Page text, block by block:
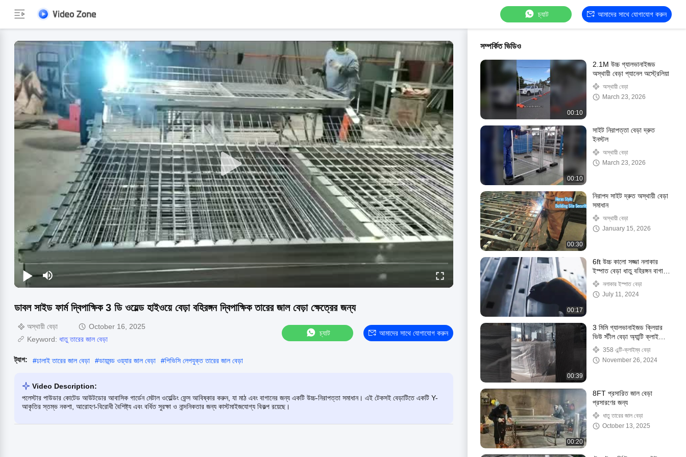
চ্যাট আমাদের সাথে যোগাযোগ করুন
ডাবল সাইড ফার্ম দ্বিপাক্ষিক 3 ডি ওয়েল্ড হাইওয়ে বেড়া বহিরঙ্গন দ্বিপাক্ষিক তারের জাল বেড়া ক্ষেত্রের জন্য
অস্থায়ী বেড়া
October 16, 2025
Keyword: ধাতু তারের জাল বেড়া
চ্যাট আমাদের সাথে যোগাযোগ করুন
ট্যাগ: #ঢালাই তারের জাল বেড়া #ডায়মন্ড ওয়্যার জাল বেড়া #পিভিসি লেপযুক্ত তারের জাল বেড়া
Video Description:
পলেস্টার পাউডার কোটেড আউটডোর আবাসিক গার্ডেন মেটাল ওয়েল্ডিং ফেন্স আবিষ্কার করুন, যা মাঠ এবং বাগানের জন্য একটি উচ্চ-নিরাপত্তা সমাধান। এই টেকসই বেড়াটিতে একটি Y-
আকৃতির স্তম্ভ নকশা, আরোহণ-বিরোধী বৈশিষ্ট্য এবং বর্ধিত সুরক্ষা ও নান্দনিকতার জন্য কাস্টমাইজযোগ্য বিকল্প রয়েছে।
সম্পর্কিত ভিডিও
00:10
2.1M উচ্চ গ্যালভানাইজড
অস্থায়ী বেড়া প্যানেল অস্ট্রেলিয়া
অস্থায়ী বেড়া
March 23, 2026
00:10
সাইট নিরাপত্তা বেড়া দ্রুত
ইনস্টল
অস্থায়ী বেড়া
March 23, 2026
00:30
নিরাপদ সাইট দ্রুত অস্থায়ী বেড়া
সমাধান
অস্থায়ী বেড়া
January 15, 2026
00:17
6ft উচ্চ কালো সজ্জা নলাকার
ইস্পাত বেড়া ধাতু বহিরঙ্গন বাগান
বেড়া নলাকার ইস্পাত বেড়া
July 11, 2024
00:39
3 মিমি গ্যালভানাইজড ক্লিয়ার
ভিউ স্টীল বেড়া অ্যান্টি ক্লাইম্বিং
কারাগার নিরাপত্তা বেড়া
358 এন্টি-ক্লাইম্ব বেড়া
November 26, 2024
00:20
8FT প্রসারিত জাল বেড়া
প্রসারণের জন্য
ধাতু তারের জাল বেড়া
October 13, 2025